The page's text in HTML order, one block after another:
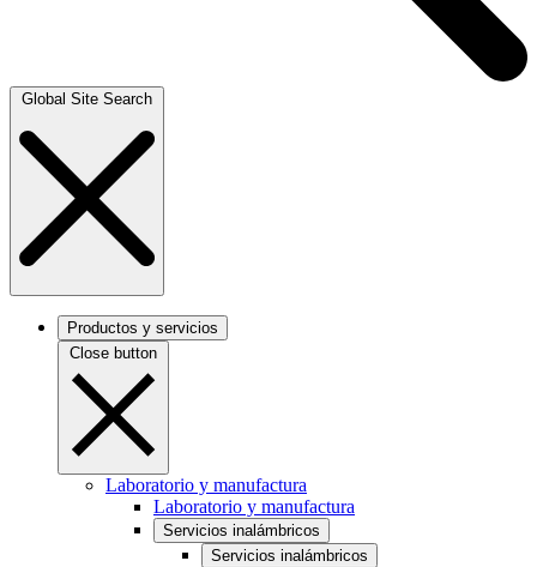
Global Site Search
Productos y servicios
Close button
Laboratorio y manufactura
Laboratorio y manufactura
Servicios inalámbricos
Servicios inalámbricos